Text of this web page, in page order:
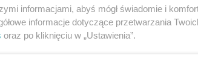
hiszpańska i meksykańska oraz przeboje
czy Gipsy Kings. Nie zabraknie
hiszpańska i pop w niecodziennym
informacjami, abyś mógł świadomie i
informacje dotyczące przetwarzania
oraz po kliknięciu w „Ustawienia”.